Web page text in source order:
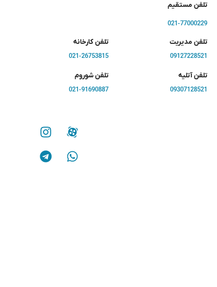
تلفن مستقیم
021-77000229
تلفن مدیریت
09127228521
تلفن کارخانه
021-26753815
تلفن آتلیه
09307128521
تلفن شوروم
021-91690887